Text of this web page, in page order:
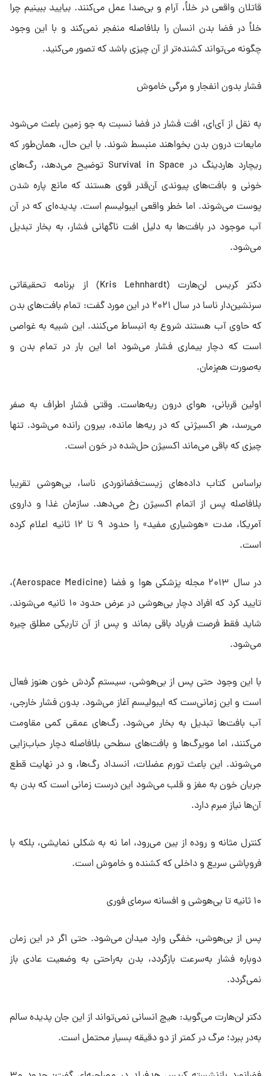
قاتلان واقعی در خلأ، آرام و بی‌صدا عمل می‌کنند. بیایید ببینیم چرا
خلأ در فضا بدن انسان را بلافاصله منفجر نمی‌کند و با این وجود
چگونه می‌تواند کشنده‌تر از آن چیزی باشد که تصور می‌کنید.
فشار بدون انفجار و مرگی خاموش
به نقل از آی‌ای، افت فشار در فضا نسبت به جو زمین باعث می‌شود
مایعات درون بدن بخواهند منبسط شوند. با این حال، همان‌طور که
ریچارد هاردینگ در Survival in Space توضیح می‌دهد، رگ‌های
خونی و بافت‌های پیوندی آن‌قدر قوی هستند که مانع پاره شدن
پوست می‌شوند. اما خطر واقعی ایبولیسم است. پدیده‌ای که در آن
آب موجود در بافت‌ها به دلیل افت ناگهانی فشار، به بخار تبدیل
می‌شود.
دکتر کریس لن‌هارت (Kris Lehnhardt) از برنامه تحقیقاتی
سرنشین‌دار ناسا در سال ۲۰۲۱ در این مورد گفت: تمام بافت‌های بدن
که حاوی آب هستند شروع به انبساط می‌کنند. این شبیه به غواصی
است که دچار بیماری فشار می‌شود اما این بار در تمام بدن و
به‌صورت هم‌زمان.
اولین قربانی، هوای درون ریه‌هاست. وقتی فشار اطراف به صفر
می‌رسد، هر اکسیژنی که در ریه‌ها مانده، بیرون رانده می‌شود. تنها
چیزی که باقی می‌ماند اکسیژن حل‌شده در خون است.
براساس کتاب داده‌های زیست‌فضانوردی ناسا، بی‌هوشی تقریبا
بلافاصله پس از اتمام اکسیژن رخ می‌دهد. سازمان غذا و داروی
آمریکا، مدت «هوشیاری مفید» را حدود ۹ تا ۱۲ ثانیه اعلام کرده
است.
در سال ۲۰۱۳ مجله پزشکی هوا و فضا (Aerospace Medicine)،
تایید کرد که افراد دچار بی‌هوشی در عرض حدود ۱۰ ثانیه می‌شوند.
شاید فقط فرصت فریاد باقی بماند و پس از آن تاریکی مطلق چیره
می‌شود.
با این وجود حتی پس از بی‌هوشی، سیستم گردش خون هنوز فعال
است و این زمانی‌ست که ایبولیسم آغاز می‌شود. بدون فشار خارجی،
آب بافت‌ها تبدیل به بخار می‌شود. رگ‌های عمقی کمی مقاومت
می‌کنند، اما مویرگ‌ها و بافت‌های سطحی بلافاصله دچار حباب‌زایی
می‌شوند. این باعث تورم عضلات، انسداد رگ‌ها، و در نهایت قطع
جریان خون به مغز و قلب می‌شود این درست زمانی‌ است که بدن به
آن‌ها نیاز مبرم دارد.
کنترل مثانه و روده از بین می‌رود، اما نه به شکلی نمایشی، بلکه با
فروپاشی سریع و داخلی که کشنده و خاموش است.
۱۰ ثانیه تا بی‌هوشی و افسانه سرمای فوری
پس از بی‌هوشی، خفگی وارد میدان می‌شود. حتی اگر در این زمان
دوباره فشار به‌سرعت بازگردد، بدن به‌راحتی به وضعیت عادی باز
نمی‌گردد.
دکتر لن‌هارت می‌گوید: هیچ انسانی نمی‌تواند از این جان پدیده سالم
به‌در ببرد؛ مرگ در کمتر از دو دقیقه بسیار محتمل است.